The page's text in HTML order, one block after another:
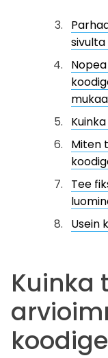
Miten
Tee
Usein
Kuinka